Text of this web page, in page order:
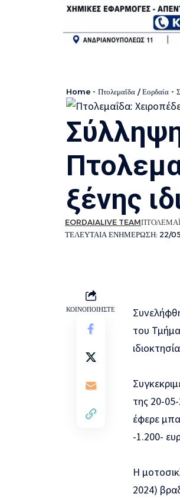
Home - Πτολεμαΐδα / Εορδαία -
ξένης
ΤΕΛΕΥΤΑΙΑ ΕΝΗΜΕΡΩΣΗ: 22/05/
EORDAIALIVE TEAM
ΚΟΙΝΟΠΟΙΗΣΤΕ
του
της 20-
έφερε
-1.200-
Η
2024)